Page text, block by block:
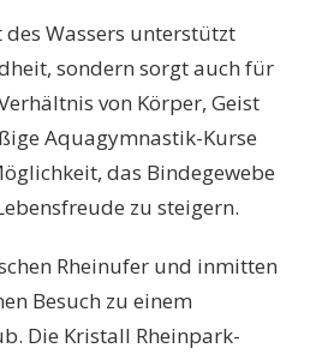
des Wassers unterstützt
sondern sorgt auch für
von Körper, Geist
Aquagymnastik-Kurse
das Bindegewebe
zu steigern.
Rheinufer und inmitten
Besuch zu einem
Die Kristall Rheinpark-